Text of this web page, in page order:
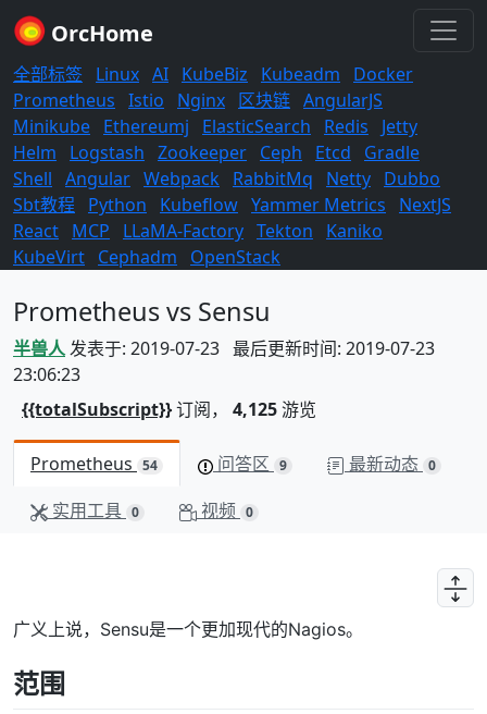
OrcHome
全部标签 Linux AI KubeBiz Kubeadm
Docker
Prometheus Istio Nginx 区块链 AngularJS
Minikube Ethereumj ElasticSearch Redis
Jetty
Helm
Logstash Zookeeper Ceph Etcd
Gradle
Shell Angular Webpack RabbitMq Netty Dubbo
Sbt教程
Python Kubeflow Yammer Metrics
NextJS
React MCP LLaMA-Factory Tekton
Kaniko
KubeVirt Cephadm OpenStack
Prometheus vs Sensu
半兽人发表于: 2019-07-23 最后更新时间: 2019-07-23
23:06:23
{{totalSubscript}}订阅， 4,125游览
Prometheus 54 问答区 9 最新动态 0
实用工具 0 视频 0
广义上说，Sensu是一个更加现代的Nagios。
范围